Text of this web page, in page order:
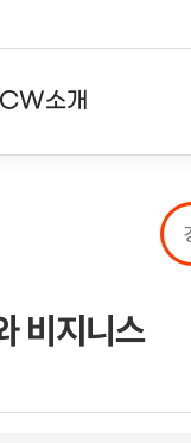
소개
비지니스